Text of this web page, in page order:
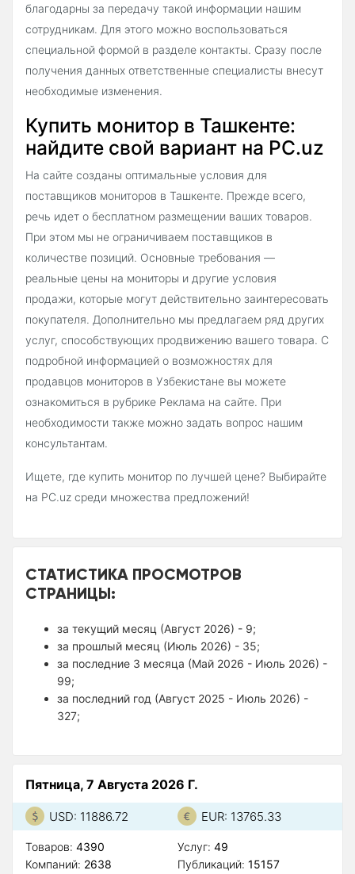
благодарны за передачу такой информации нашим
сотрудникам. Для этого можно воспользоваться
специальной формой в разделе контакты. Сразу после
получения данных ответственные специалисты внесут
необходимые изменения.
Купить монитор в Ташкенте:
найдите свой вариант на PC.uz
На сайте созданы оптимальные условия для
поставщиков мониторов в Ташкенте. Прежде всего,
речь идет о бесплатном размещении ваших товаров.
При этом мы не ограничиваем поставщиков в
количестве позиций. Основные требования —
реальные цены на мониторы и другие условия
продажи, которые могут действительно заинтересовать
покупателя. Дополнительно мы предлагаем ряд других
услуг, способствующих продвижению вашего товара. С
подробной информацией о возможностях для
продавцов мониторов в Узбекистане вы можете
ознакомиться в рубрике Реклама на сайте. При
необходимости также можно задать вопрос нашим
консультантам.
Ищете, где купить монитор по лучшей цене? Выбирайте
на PC.uz среди множества предложений!
СТАТИСТИКА ПРОСМОТРОВ
СТРАНИЦЫ:
за текущий месяц (Август 2026) - 9;
за прошлый месяц (Июль 2026) - 35;
за последние 3 месяца (Май 2026 - Июль 2026) -
99;
за последний год (Август 2025 - Июль 2026) -
327;
Пятница, 7 Августа 2026 Г.
USD: 11886.72 EUR: 13765.33
Товаров: 4390
Компаний: 2638
Услуг: 49
Публикаций: 15157